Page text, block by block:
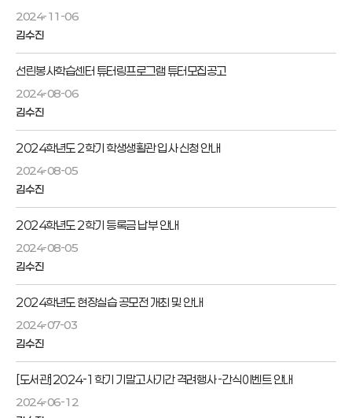
2024-11-06
김수진
선린봉사학습센터 튜터링프로그램 튜터모집공고
2024-08-06
김수진
2024학년도 2학기 학생생활관 입사 신청 안내
2024-08-05
김수진
2024학년도 2학기 등록금 납부 안내
2024-08-05
김수진
2024학년도 현장실습 공모전 개최 및 안내
2024-07-03
김수진
[도서관]2024-1학기 기말고사기간 격려행사 -간식이벤트 안내
2024-06-12